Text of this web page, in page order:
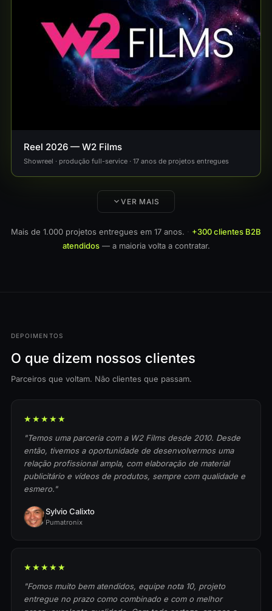
DESTAQUEReel 2026 — W2 Films
Showreel · produção full-service · 17 anos de projetos entregues
VER MAIS
Mais de 1.000 projetos entregues em 17 anos. · +300 clientes B2B
atendidos — a maioria volta a contratar.
DEPOIMENTOS
O que dizem nossos clientes
Parceiros que voltam. Não clientes que passam.
★★★★★
"Temos uma parceria com a W2 Films desde 2010. Desde
então, tivemos a oportunidade de desenvolvermos uma
relação profissional ampla, com elaboração de material
publicitário e vídeos de produtos, sempre com qualidade e
esmero."
Sylvio Calixto
Pumatronix
★★★★★
"Fomos muito bem atendidos, equipe nota 10, projeto
entregue no prazo como combinado e com o melhor